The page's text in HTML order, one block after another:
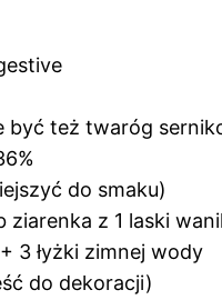
być też twaróg
do smaku)
ziarenka z 1 laski
3 łyżki zimnej wody
do dekoracji)